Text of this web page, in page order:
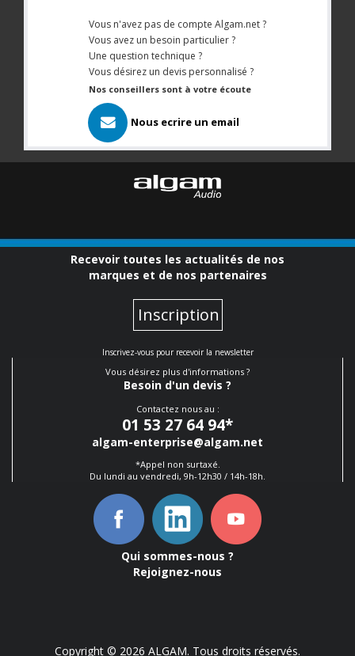
Vous n'avez pas de compte Algam.net ?
Vous avez un besoin particulier ?
Une question technique ?
Vous désirez un devis personnalisé ?
Nos conseillers sont à votre écoute
Nous ecrire un email
Recevoir toutes les actualités de nos
marques et de nos partenaires
Inscription
Inscrivez-vous pour recevoir la newsletter
Vous désirez plus d'informations ?
Besoin d'un devis ?
Contactez nous au :
01 53 27 64 94*
algam-enterprise@algam.net
*Appel non surtaxé.
Du lundi au vendredi, 9h-12h30 / 14h-18h.
Qui sommes-nous ?
Rejoignez-nous
Copyright © 2026 ALGAM. Tous droits réservés.